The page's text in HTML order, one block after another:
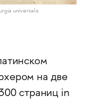
universalis
на две
страниц in